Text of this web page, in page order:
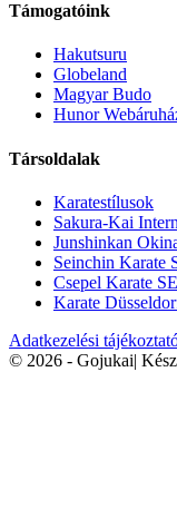
Támogatóink
Hakutsuru
Globeland
Magyar Budo
Hunor
Társoldalak
Karatestílusok
Sakura-Kai
Junshinkan
Seinchin Karate
Csepel Karate SE
Karate
Adatkezelési
© 2026 - Gojukai|